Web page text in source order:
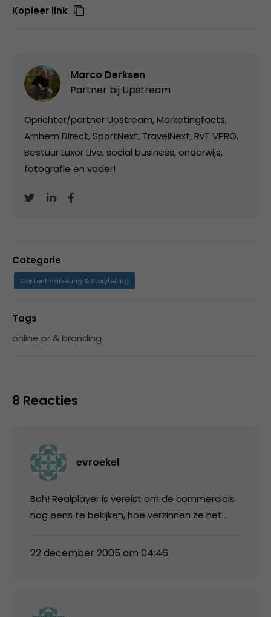
Kopieer link
Marco Derksen
Partner bij Upstream
Oprichter/partner Upstream, Marketingfacts,
Arnhem Direct, SportNext, TravelNext, RvT VPRO,
Bestuur Luxor Live, social business, onderwijs,
fotografie en vader!
Categorie
Contentmarketing & Storytelling
Tags
online pr & branding
8 Reacties
evroekel
Bah! Realplayer is vereist om de commercials
nog eens te bekijken, hoe verzinnen ze het…
22 december 2005 om 04:46